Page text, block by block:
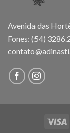
Avenida das
Fones: (54)